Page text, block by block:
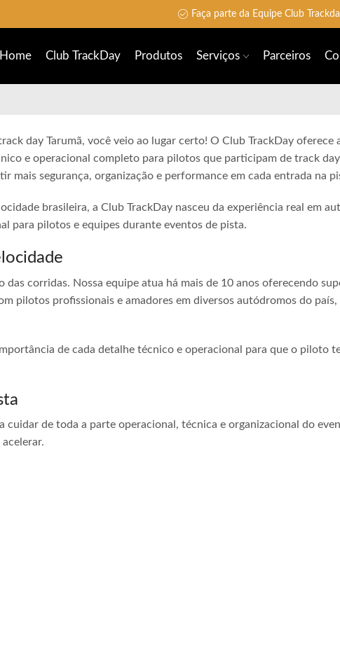
Faça parte da Equipe Club
Home Club TrackDay Produtos Serviços Parceiros
day Tarumã, você veio ao lugar certo! O Club TrackDay oferece
e operacional completo para pilotos que participam de track
mais segurança, organização e performance em cada entrada na
brasileira, a Club TrackDay nasceu da experiência real em
para pilotos e equipes durante eventos de pista.
das corridas. Nossa equipe atua há mais de 10 anos oferecendo
pilotos profissionais e amadores em diversos autódromos do
de cada detalhe técnico e operacional para que o piloto
cuidar de toda a parte operacional, técnica e organizacional do